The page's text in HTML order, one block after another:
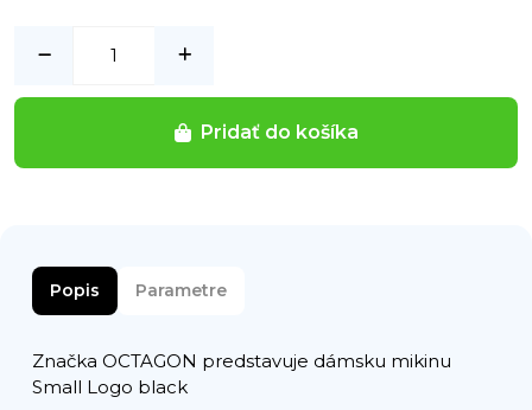
Pridať do košíka
Popis Parametre
Značka OCTAGON predstavuje dámsku mikinu
Small Logo black